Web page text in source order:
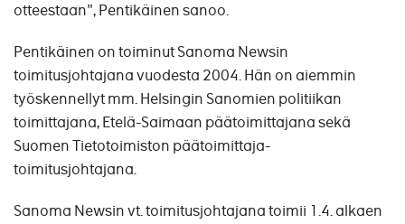
otteestaan", Pentikäinen sanoo.
Pentikäinen on toiminut Sanoma Newsin
toimitusjohtajana vuodesta 2004. Hän on aiemmin
työskennellyt mm. Helsingin Sanomien politiikan
toimittajana, Etelä-Saimaan päätoimittajana sekä
Suomen Tietotoimiston päätoimittaja-
toimitusjohtajana.
Sanoma Newsin vt. toimitusjohtajana toimii 1.4. alkaen